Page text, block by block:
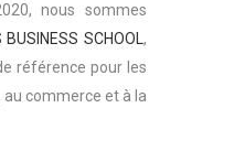
nous sommes
BUSINESS SCHOOL,
référence pour les
commerce et à la